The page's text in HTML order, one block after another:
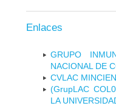
Enlaces
GRUPO
NACIONAL DE
CVLAC
(GrupLAC
LA